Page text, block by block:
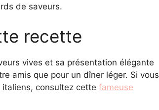
de saveurs.
recette
vives et sa présentation élégante
amis que pour un dîner léger. Si vous
italiens, consultez cettefameuse